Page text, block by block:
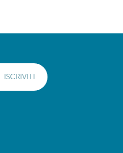
ISCRIVITI